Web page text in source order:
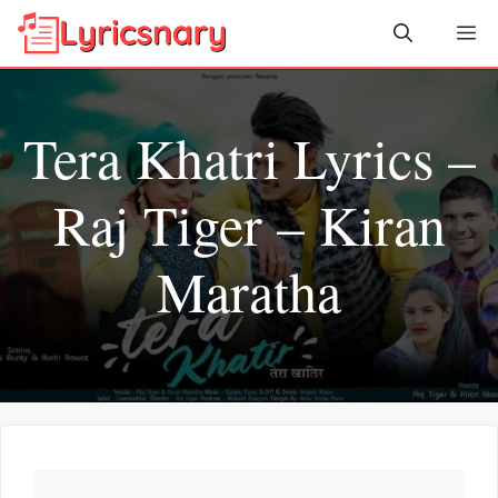
Skip
Tera Khatri Lyrics –
Raj Tiger – Kiran
Maratha